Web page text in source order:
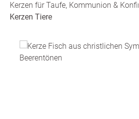
Kerzen für Taufe, Kommunion &
Kerzen Tiere
Bildergalerie überspringen